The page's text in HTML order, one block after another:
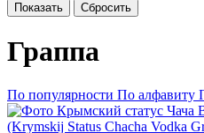
Показать
Сбросить
Граппа
По популярности По алфавиту